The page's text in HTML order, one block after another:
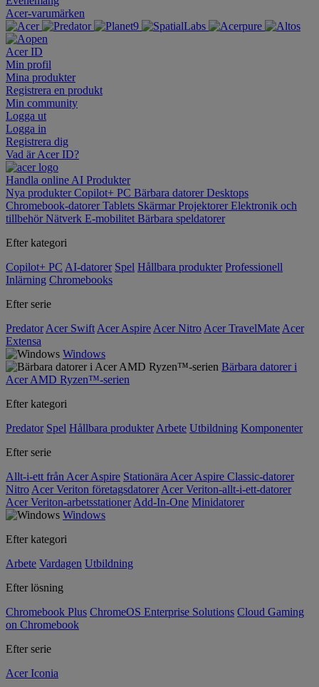
Acer-varumärken
Acer ID
Min profil
Mina produkter
Registrera en produkt
Min community
Logga ut
Logga in
Registrera dig
Vad är Acer ID?
Handla online AI Produkter
Nya produkterCopilot+ PC Bärbara datorerDesktops
Chromebook-datorerTablets SkärmarProjektorerElektronik och
tillbehörNätverk E-mobilitet Bärbara speldatorer
Efter kategori
Copilot+ PC AI-datorer Spel Hållbara produkter Professionell
Inlärning Chromebooks
Efter serie
Predator Acer Swift Acer Aspire Acer Nitro Acer TravelMate Acer
Extensa
Windows
Bärbara datorer i
Acer AMD Ryzen™-serien
Efter kategori
Predator Spel Hållbara produkter Arbete Utbildning Komponenter
Efter serie
Allt-i-ett från Acer Aspire Stationära Acer Aspire Classic-datorer
Nitro Acer Veriton företagsdatorer Acer Veriton-allt-i-ett-datorer
Acer Veriton-arbetsstationer Add-In-One Minidatorer
Windows
Efter kategori
Arbete Vardagen Utbildning
Efter lösning
Chromebook Plus ChromeOS Enterprise Solutions Cloud Gaming
on Chromebook
Efter serie
Acer Iconia